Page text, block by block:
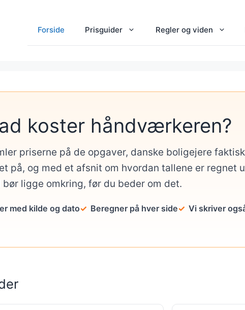
Forside Prisguider Regler og viden
koster håndværkeren?
priserne på de opgaver, danske boligejere
på, og med et afsnit om hvordan tallene er regnet
ligge omkring, før du beder om det.
med kilde og dato Beregner på hver side Vi skriver